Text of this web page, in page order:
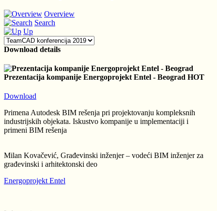
Overview
Search
Up
Download details
Prezentacija kompanije Energoprojekt Entel - Beograd HOT
Download
Primena Autodesk BIM rešenja pri projektovanju kompleksnih
industrijskih objekata. Iskustvo kompanije u implementaciji i
primeni BIM rešenja
Milan Kovačević, Građevinski inženjer – vodeći BIM inženjer za
građevinski i arhitektonski deo
Energoprojekt Entel